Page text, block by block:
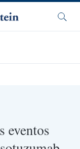
eventos